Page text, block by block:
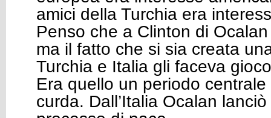
amici della Turchia era
Penso che a Clinton di
ma il fatto che si sia creata
Turchia e Italia gli faceva
Era quello un periodo
curda. Dall’Italia Ocalan